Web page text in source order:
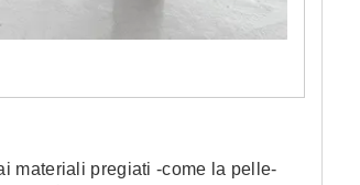
materiali pregiati -come la pelle-